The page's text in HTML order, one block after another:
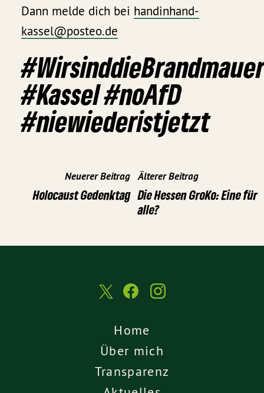
Dann melde dich bei handinhand-
kassel@posteo.de
#Kassel #noAfD
#niewiederistjetzt
Neuerer Beitrag
Holocaust Gedenktag
Älterer Beitrag
Die Hessen GroKo: Eine für
alle?
Home
Über mich
Transparenz